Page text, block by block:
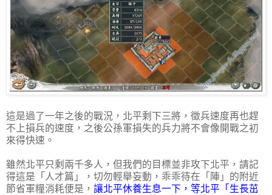
這是過了一年之後的戰況，北平剩下三將，徵兵速度再也趕
不上損兵的速度，之後公孫軍損失的兵力將不會像開戰之初
來得快速。
雖然北平只剩兩千多人，但我們的目標並非攻下北平，請記
得這是「人才篇」，切勿輕舉妄動，乖乖待在「陣」的附近
節省軍糧消耗便是， 讓北平休養生息一下，等北平「生長茁